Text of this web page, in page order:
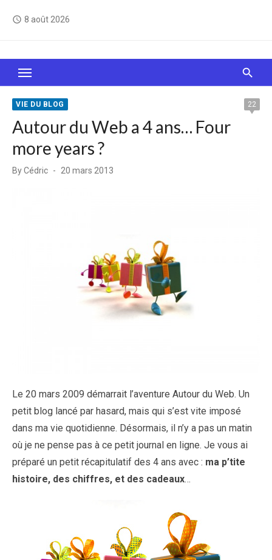
access_time 8 août 2026
Le Web, c'est comme une boîte de chocolats… On
sait jamais sur quoi on va tomber !
VIE DU BLOG 22
Autour du Web a 4 ans… Four
more years ?
ByCédric
Posted
20 mars 2013
Le 20 mars 2009 démarrait l’aventure Autour du Web. Un
petit blog lancé par hasard, mais qui s’est vite imposé
dans ma vie quotidienne. Désormais, il n’y a pas un matin
où je ne pense pas à ce petit journal en ligne. Je vous ai
préparé un petit récapitulatif des 4 ans avec : ma p’tite
histoire, des chiffres, et des cadeaux…